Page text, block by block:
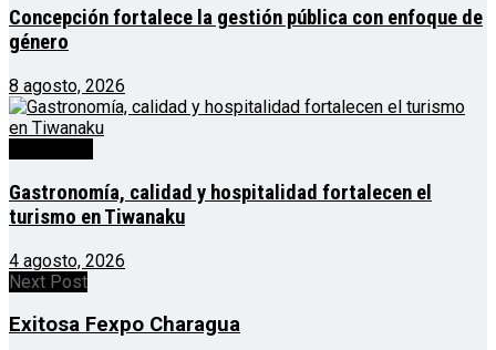
Concepción fortalece la gestión pública con enfoque de
género
8 agosto, 2026
Gastronomía, calidad y hospitalidad fortalecen el
turismo en Tiwanaku
4 agosto, 2026
Next Post
Exitosa Fexpo Charagua